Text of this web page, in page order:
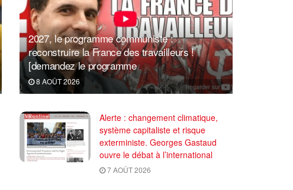
2027, le programme communiste :
reconstruire la France des travailleurs !
[demandez le programme
8 AOÛT 2026
Alerte : changement climatique,
système capitaliste et risque
exterministe. Georges Gastaud
ouvre le débat à l’international
7 AOÛT 2026